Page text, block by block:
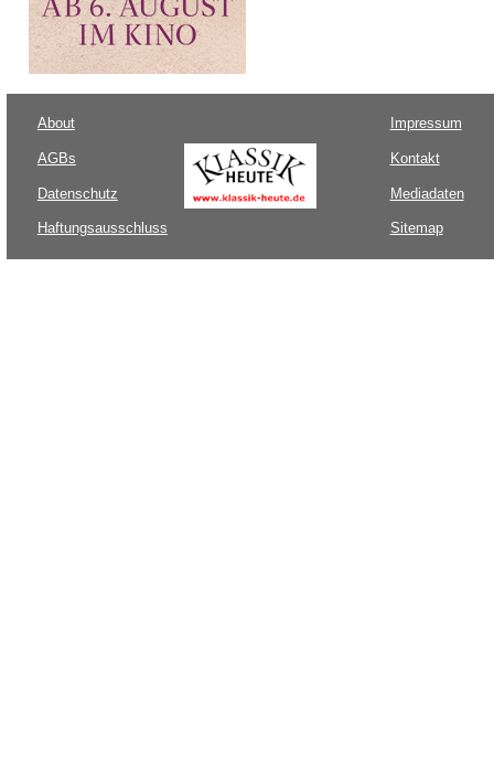
About
AGBs
Datenschutz
Haftungsausschluss
Impressum
Kontakt
Mediadaten
Sitemap